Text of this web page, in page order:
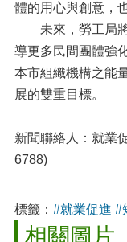
體的用心與創意，
未來，勞工局將
導更多民間團體強
本市組織機構之能
展的雙重目標。
新聞聯絡人：就業
6788)
標籤： #就業促進 #
相關圖片